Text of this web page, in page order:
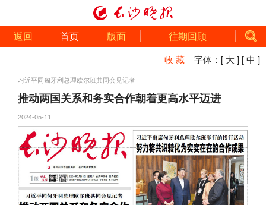
返回 首页 版面 往期回顾
收 藏 字体： [ 大 ] [ 中 ]
习近平同匈牙利总理欧尔班共同会见记者
推动两国关系和务实合作朝着更高水平迈进
2024-05-11